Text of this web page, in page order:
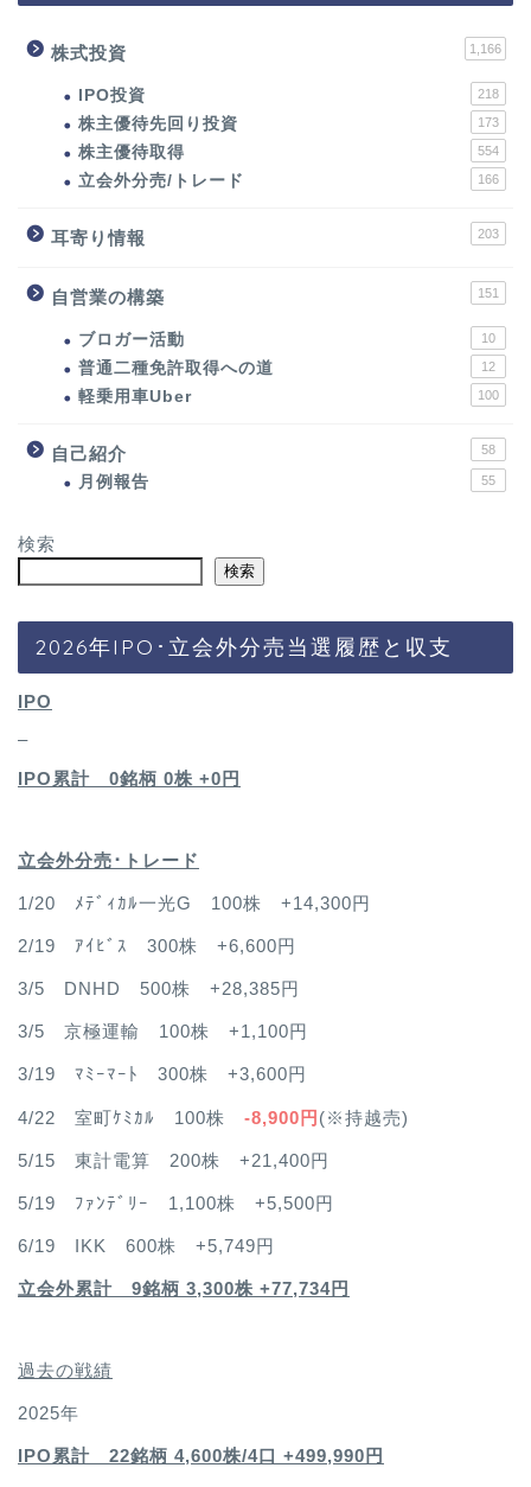
株式投資 1,166
IPO投資 218
株主優待先回り投資 173
株主優待取得 554
立会外分売/トレード 166
耳寄り情報 203
自営業の構築 151
ブロガー活動 10
普通二種免許取得への道 12
軽乗用車Uber 100
自己紹介 58
月例報告 55
検索
検索
2026年IPO･立会外分売当選履歴と収支
IPO
–
IPO累計 0銘柄 0株 +0円
立会外分売･トレード
1/20 ﾒﾃﾞｨｶﾙ一光G 100株 +14,300円
2/19 ｱｲﾋﾞｽ 300株 +6,600円
3/5 DNHD 500株 +28,385円
3/5 京極運輸 100株 +1,100円
3/19 ﾏﾐｰﾏｰﾄ 300株 +3,600円
4/22 室町ｹﾐｶﾙ 100株 -8,900円 (※持越売)
5/15 東計電算 200株 +21,400円
5/19 ﾌｧﾝﾃﾞﾘｰ 1,100株 +5,500円
6/19 IKK 600株 +5,749円
立会外累計 9銘柄 3,300株 +77,734円
過去の戦績
2025年
IPO累計 22銘柄 4,600株/4口 +499,990円